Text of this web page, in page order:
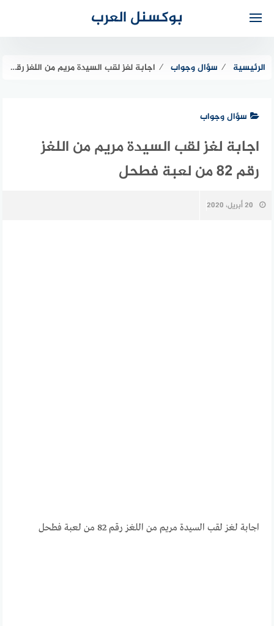
بوكسنل العرب
الرئيسية ⁄ سؤال وجواب ⁄ اجابة لغز لقب السيدة مريم من اللغز رقم 82 من لعبة فطحل
سؤال وجواب
اجابة لغز لقب السيدة مريم من اللغز
رقم 82 من لعبة فطحل
20 أبريل، 2020
اجابة لغز لقب السيدة مريم من اللغز رقم 82 من لعبة فطحل